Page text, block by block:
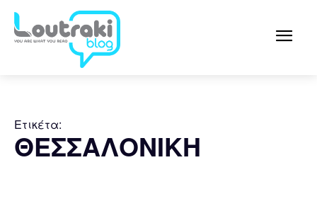
Ετικέτα:
ΘΕΣΣΑΛΟΝΙΚΗ